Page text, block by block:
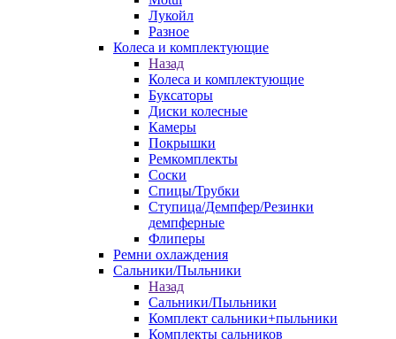
Лукойл
Разное
Колеса и комплектующие
Назад
Колеса и комплектующие
Буксаторы
Диски колесные
Камеры
Покрышки
Ремкомплекты
Соски
Спицы/Трубки
Ступица/Демпфер/Резинки
демпферные
Флиперы
Ремни охлаждения
Сальники/Пыльники
Назад
Сальники/Пыльники
Комплект сальники+пыльники
Комплекты сальников